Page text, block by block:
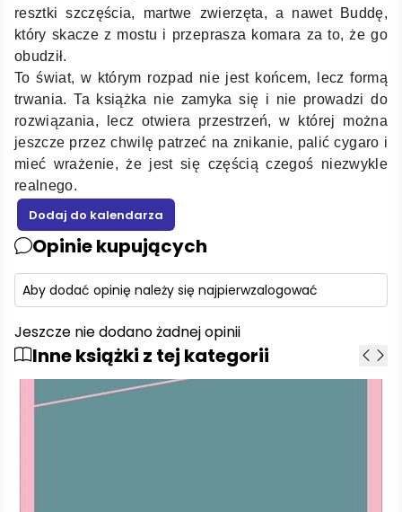
resztki szczęścia, martwe zwierzęta, a nawet Buddę,
który skacze z mostu i przeprasza komara za to, że go
obudził.
To świat, w którym rozpad nie jest końcem, lecz formą
trwania. Ta książka nie zamyka się i nie prowadzi do
rozwiązania, lecz otwiera przestrzeń, w której można
jeszcze przez chwilę patrzeć na znikanie, palić cygaro i
mieć wrażenie, że jest się częścią czegoś niezwykle
realnego.
Opinie kupujących
Aby dodać opinię należy się najpierwzalogować
Jeszcze nie dodano żadnej opinii
Inne książki z tej kategorii